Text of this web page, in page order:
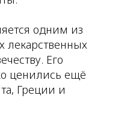
одним из
лекарственных
Его
ценились ещё
Греции и